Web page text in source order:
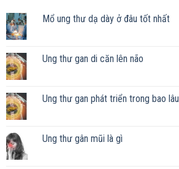
Mổ ung thư dạ dày ở đâu tốt nhất
Ung thư gan di căn lên não
Ung thư gan phát triển trong bao lâu
Ung thư gân mũi là gì